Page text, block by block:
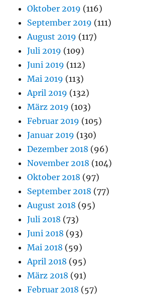
Oktober 2019 (116)
September 2019 (111)
August 2019 (117)
Juli 2019 (109)
Juni 2019 (112)
Mai 2019 (113)
April 2019 (132)
März 2019 (103)
Februar 2019 (105)
Januar 2019 (130)
Dezember 2018 (96)
November 2018 (104)
Oktober 2018 (97)
September 2018 (77)
August 2018 (95)
Juli 2018 (73)
Juni 2018 (93)
Mai 2018 (59)
April 2018 (95)
März 2018 (91)
Februar 2018 (57)